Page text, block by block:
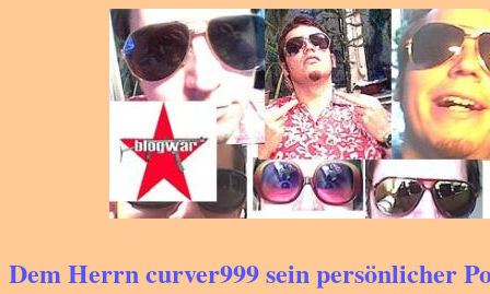
Dem Herrn curver999 sein persönlicher